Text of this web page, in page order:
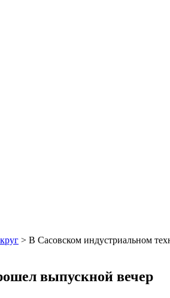
> В Сасовском индустриальном
выпускной вечер